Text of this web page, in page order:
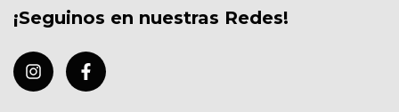
¡Seguinos en nuestras Redes!